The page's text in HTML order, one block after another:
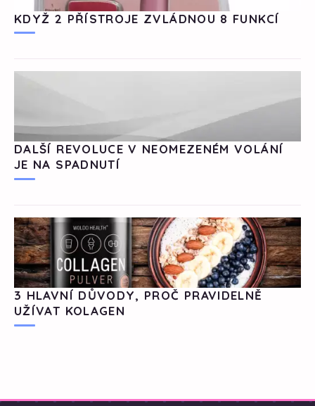
KDYŽ 2 PŘÍSTROJE ZVLÁDNOU 8 FUNKCÍ
DALŠÍ REVOLUCE V NEOMEZENÉM VOLÁNÍ
JE NA SPADNUTÍ
3 HLAVNÍ DŮVODY, PROČ PRAVIDELNĚ
UŽÍVAT KOLAGEN